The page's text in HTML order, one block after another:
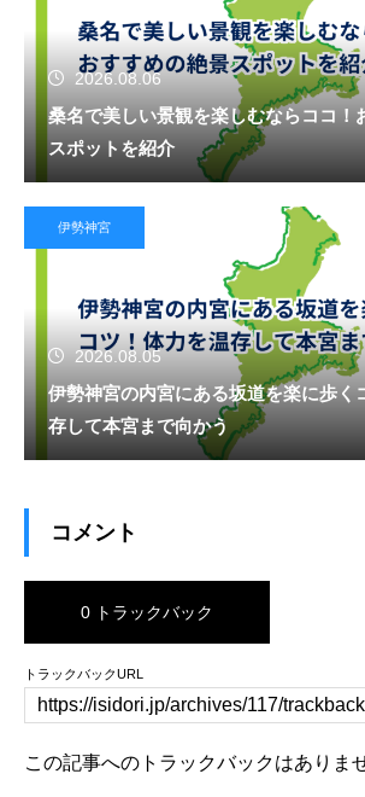
2026.08.06
桑名で美しい景観を楽しむならココ！
スポットを紹介
伊勢神宮
2026.08.05
伊勢神宮の内宮にある坂道を楽に歩く
存して本宮まで向かう
コメント
0 トラックバック
トラックバックURL
この記事へのトラックバックはありま